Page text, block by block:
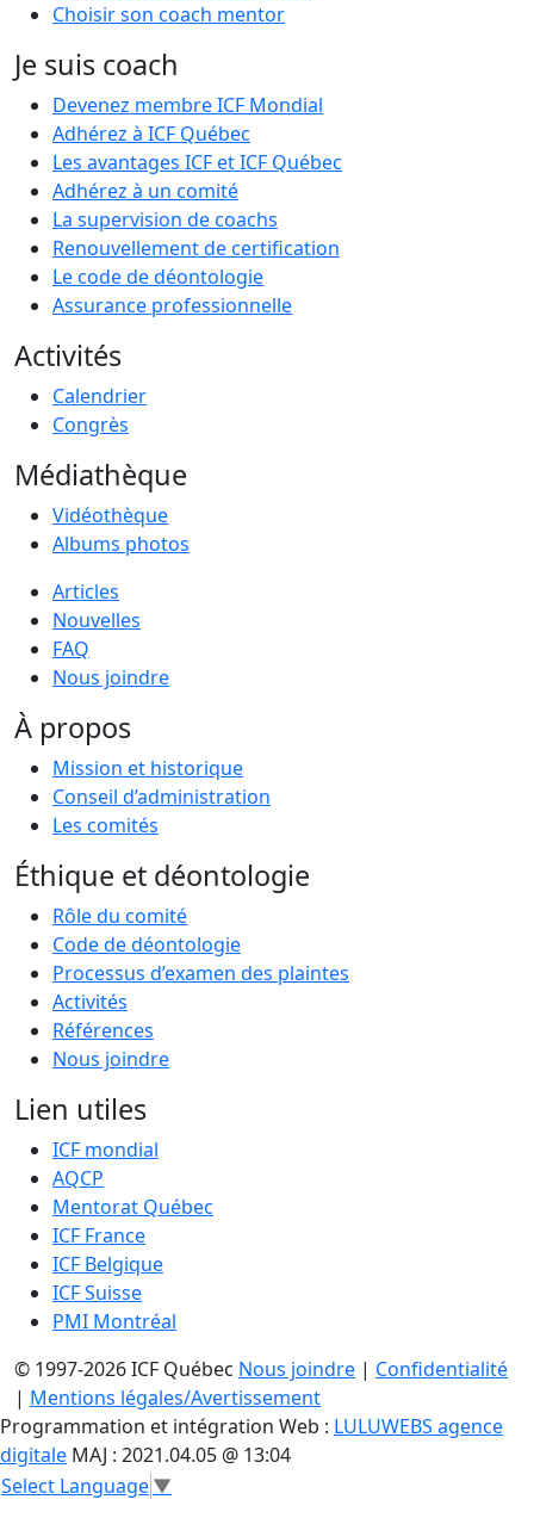
Choisir son coach mentor
Je suis coach
Devenez membre ICF Mondial
Adhérez à ICF Québec
Les avantages ICF et ICF Québec
Adhérez à un comité
La supervision de coachs
Renouvellement de certification
Le code de déontologie
Assurance professionnelle
Activités
Calendrier
Congrès
Médiathèque
Vidéothèque
Albums photos
Articles
Nouvelles
FAQ
Nous joindre
À propos
Mission et historique
Conseil d’administration
Les comités
Éthique et déontologie
Rôle du comité
Code de déontologie
Processus d’examen des plaintes
Activités
Références
Nous joindre
Lien utiles
ICF mondial
AQCP
Mentorat Québec
ICF France
ICF Belgique
ICF Suisse
PMI Montréal
© 1997-2026 ICF Québec Nous joindre | Confidentialité
| Mentions légales/Avertissement
Programmation et intégration Web : LULUWEBS agence
digitale MAJ : 2021.04.05 @ 13:04
Select Language▼